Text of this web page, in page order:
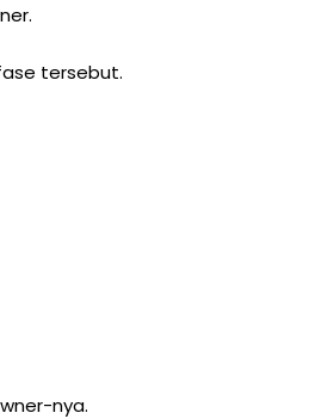
tersebut.
nya.